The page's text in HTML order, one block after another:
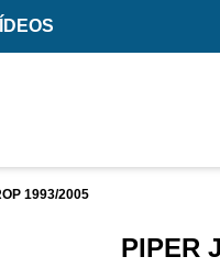
1993/2005
PIPER